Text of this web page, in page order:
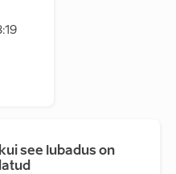
see lubadus on